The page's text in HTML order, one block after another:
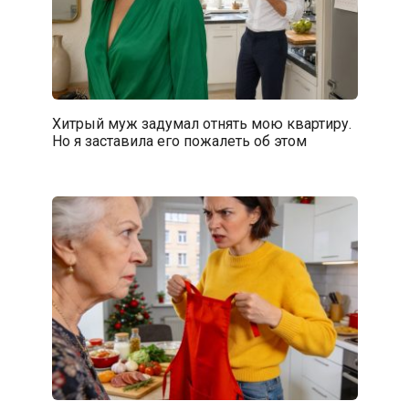
Хитрый муж задумал отнять мою квартиру.
Но я заставила его пожалеть об этом